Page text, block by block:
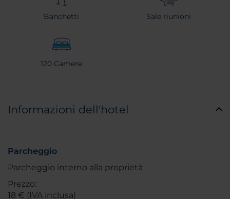
Banchetti Sale riunioni
120 Camere
Informazioni dell'hotel
Parcheggio
Parcheggio interno alla proprietà
Prezzo:
18 € (IVA inclusa)